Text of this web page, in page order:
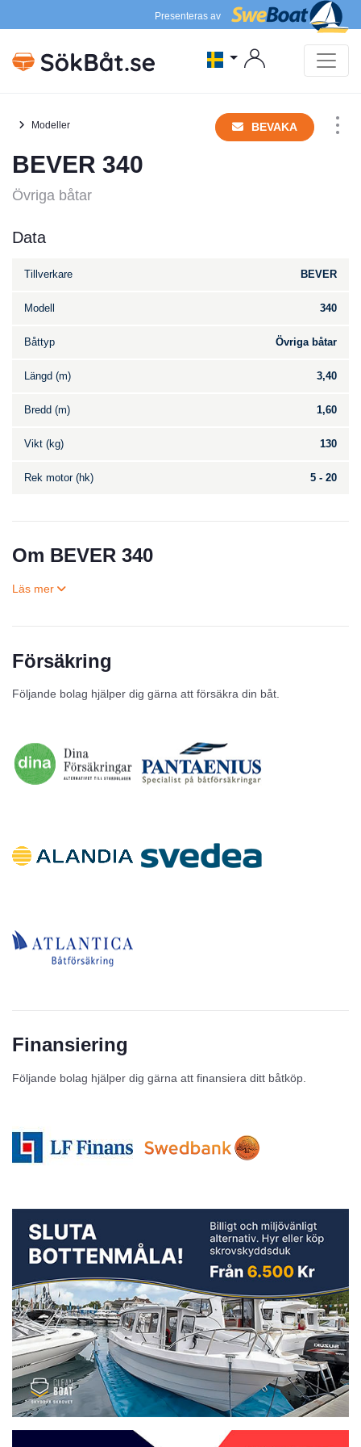
Presenteras av
Modeller BEVAKA
BEVER 340
Övriga båtar
Data
Tillverkare BEVER
Modell 340
Båttyp Övriga båtar
Längd (m) 3,40
Bredd (m) 1,60
Vikt (kg) 130
Rek motor (hk) 5 - 20
Om BEVER 340
Försäkring
Följande bolag hjälper dig gärna att försäkra din båt.
Finansiering
Följande bolag hjälper dig gärna att finansiera ditt båtköp.